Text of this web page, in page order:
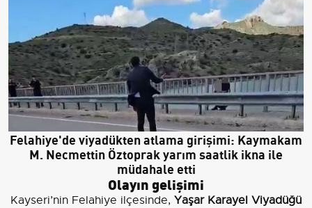
Felahiye'de viyadükten atlama girişimi: Kaymakam
M. Necmettin Öztoprak yarım saatlik ikna ile
müdahale etti
Olayın gelişimi
Kayseri’nin Felahiye ilçesinde, Yaşar Karayel Viyadüğü